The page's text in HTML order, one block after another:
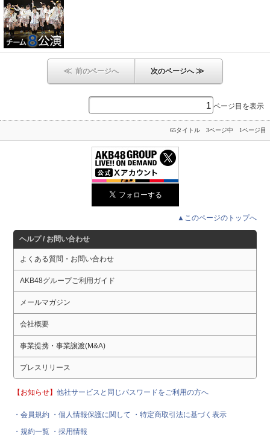
≪ 前のページへ 次のページへ≫
ページ目を表示
65タイトル 3ページ中 1ページ目
▲このページのトップへ
ヘルプ / お問い合わせ
よくある質問・お問い合わせ
AKB48グループご利用ガイド
メールマガジン
会社概要
事業提携・事業譲渡(M&A)
プレスリリース
【お知らせ】他社サービスと同じパスワードをご利用の方へ
・会員規約 ・個人情報保護に関して
・特定商取引法に基づく表示
・規約一覧 ・採用情報